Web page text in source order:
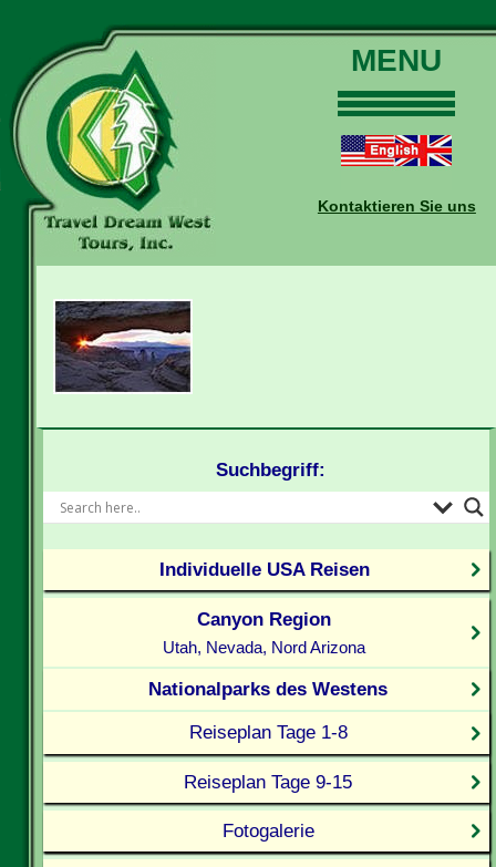
MENU
Touren
Daten und Preise
Buchungen
Kontaktieren Sie uns
Suchbegriff:
Individuelle USA Reisen
Canyon Region
Utah, Nevada, Nord Arizona
Nationalparks des Westens
Reiseplan Tage 1-8
Reiseplan Tage 9-15
Fotogalerie